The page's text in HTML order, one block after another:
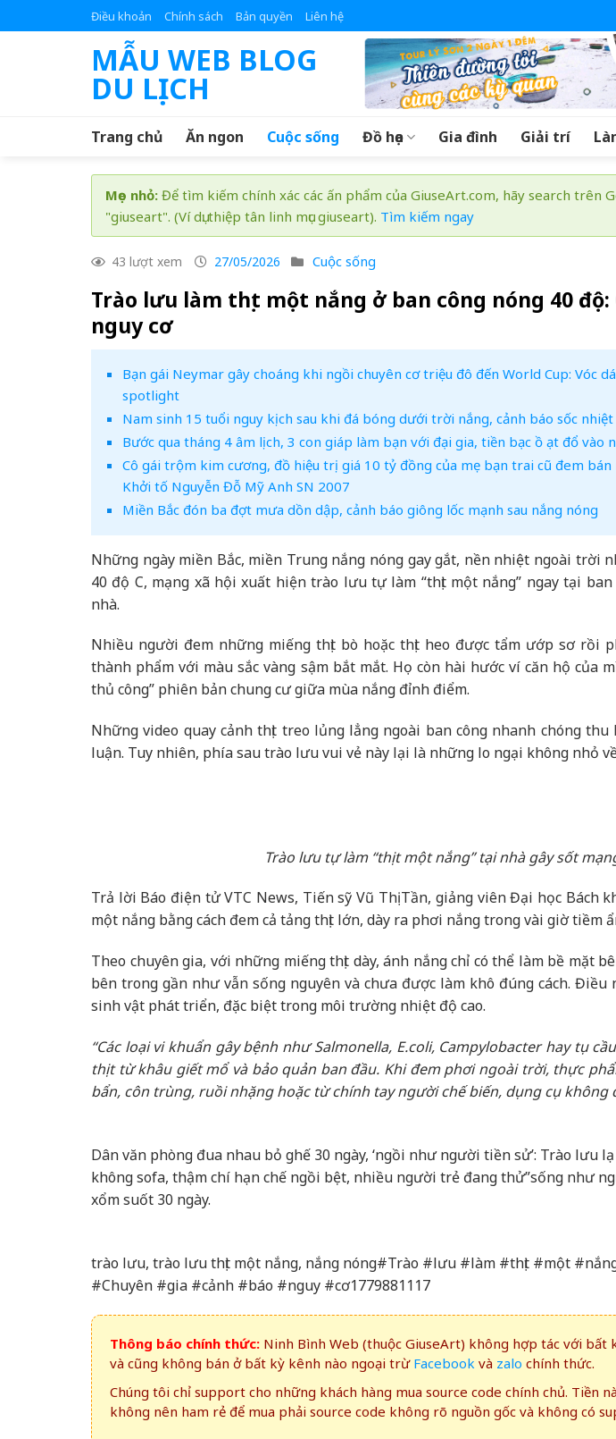
to
Điều khoản Chính sách Bản quyền Liên hệ
MẪU WEB BLOG
DU LỊCH
Trang chủ Ăn ngon Cuộc sống Đồ họa Gia đình Giải trí
Mẹo nhỏ: Để tìm kiếm chính xác các ấn phẩm của GiuseArt.com, hãy search trên
"giuseart". (Ví dụ: thiệp tân linh mục giuseart). Tìm kiếm ngay
43 lượt xem 27/05/2026 Cuộc sống
Trào lưu làm thịt một nắng ở ban công nóng 40 độ:
nguy cơ
Bạn gái Neymar gây choáng khi ngồi chuyên cơ triệu đô đến World Cup: Vóc
spotlight
Nam sinh 15 tuổi nguy kịch sau khi đá bóng dưới trời nắng, cảnh báo sốc nhiệt
Bước qua tháng 4 âm lịch, 3 con giáp làm bạn với đại gia, tiền bạc ồ ạt đổ vào
Cô gái trộm kim cương, đồ hiệu trị giá 10 tỷ đồng của mẹ bạn trai cũ đem
Khởi tố Nguyễn Đỗ Mỹ Anh SN 2007
Miền Bắc đón ba đợt mưa dồn dập, cảnh báo giông lốc mạnh sau nắng nóng
Những ngày miền Bắc, miền Trung nắng nóng gay gắt, nền nhiệt ngoài trời
40 độ C, mạng xã hội xuất hiện trào lưu tự làm “thịt một nắng” ngay tại
nhà.
Nhiều người đem những miếng thịt bò hoặc thịt heo được tẩm ướp sơ rồi
thành phẩm với màu sắc vàng sậm bắt mắt. Họ còn hài hước ví căn hộ của
thủ công” phiên bản chung cư giữa mùa nắng đỉnh điểm.
Những video quay cảnh thịt treo lủng lẳng ngoài ban công nhanh chóng
luận. Tuy nhiên, phía sau trào lưu vui vẻ này lại là những lo ngại không nhỏ
Trào lưu tự làm “thịt một nắng” tại nhà gây sốt
Trả lời Báo điện tử VTC News, Tiến sỹ Vũ Thị Tần, giảng viên Đại học Bách
một nắng bằng cách đem cả tảng thịt lớn, dày ra phơi nắng trong vài giờ tiềm
Theo chuyên gia, với những miếng thịt dày, ánh nắng chỉ có thể làm bề mặt
bên trong gần như vẫn sống nguyên và chưa được làm khô đúng cách.
sinh vật phát triển, đặc biệt trong môi trường nhiệt độ cao.
“Các loại vi khuẩn gây bệnh như Salmonella, E.coli, Campylobacter hay tụ
thịt từ khâu giết mổ và bảo quản ban đầu. Khi đem phơi ngoài trời, thực
bẩn, côn trùng, ruồi nhặng hoặc từ chính tay người chế biến, dụng cụ không
Dân văn phòng đua nhau bỏ ghế 30 ngày, ‘ngồi như người tiền sử’: Trào lưu
không sofa, thậm chí hạn chế ngồi bệt, nhiều người trẻ đang thử”sống như
xổm suốt 30 ngày.
trào lưu, trào lưu thịt một nắng, nắng nóng#Trào #lưu #làm #thịt #một
#Chuyên #gia #cảnh #báo #nguy #cơ1779881117
Thông báo chính thức: Ninh Bình Web (thuộc GiuseArt) không hợp tác với bất
và cũng không bán ở bất kỳ kênh nào ngoại trừ Facebook và zalo chính thức.
Chúng tôi chỉ support cho những khách hàng mua source code chính chủ. Tiền
không nên ham rẻ để mua phải source code không rõ nguồn gốc và không có